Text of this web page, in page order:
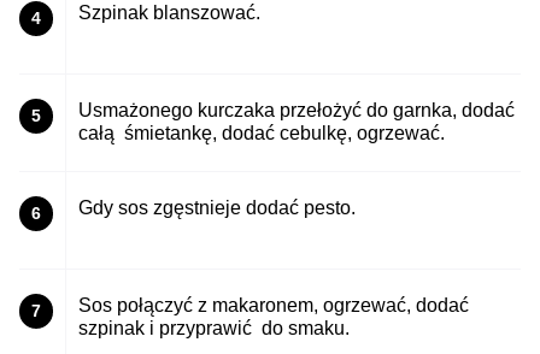
4 Szpinak blanszować.
5
Usmażonego kurczaka przełożyć do garnka, dodać
całą śmietankę, dodać cebulkę, ogrzewać.
6 Gdy sos zgęstnieje dodać pesto.
7
Sos połączyć z makaronem, ogrzewać, dodać
szpinak i przyprawić do smaku.